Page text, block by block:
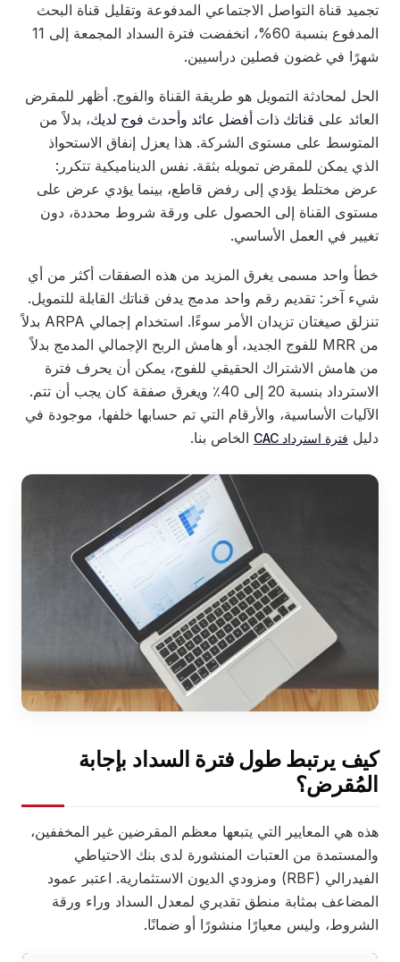
تجميد قناة التواصل الاجتماعي المدفوعة وتقليل قناة البحث
المدفوع بنسبة 60%، انخفضت فترة السداد المجمعة إلى 11
شهرًا في غضون فصلين دراسيين.
الحل لمحادثة التمويل هو طريقة القناة والفوج. أظهر للمقرض
العائد على قناتك ذات أفضل عائد وأحدث فوج لديك، بدلاً من
المتوسط ​​على مستوى الشركة. هذا يعزل إنفاق الاستحواذ
الذي يمكن للمقرض تمويله بثقة. نفس الديناميكية تتكرر:
عرض مختلط يؤدي إلى رفض قاطع، بينما يؤدي عرض على
مستوى القناة إلى الحصول على ورقة شروط محددة، دون
تغيير في العمل الأساسي.
خطأ واحد مسمى يغرق المزيد من هذه الصفقات أكثر من أي
شيء آخر: تقديم رقم واحد مدمج يدفن قناتك القابلة للتمويل.
تنزلق صيغتان تزيدان الأمر سوءًا. استخدام إجمالي ARPA بدلاً
من MRR للفوج الجديد، أو هامش الربح الإجمالي المدمج بدلاً
من هامش الاشتراك الحقيقي للفوج، يمكن أن يحرف فترة
الاسترداد بنسبة 20 إلى 40٪ ويغرق صفقة كان يجب أن تتم.
الآليات الأساسية، والأرقام التي تم حسابها خلفها، موجودة في
دليل فترة استرداد CAC الخاص بنا.
كيف يرتبط طول فترة السداد بإجابة
المُقرض؟
هذه هي المعايير التي يتبعها معظم المقرضين غير المخففين،
والمستمدة من العتبات المنشورة لدى بنك الاحتياطي
الفيدرالي (RBF) ومزودي الديون الاستثمارية. اعتبر عمود
المضاعف بمثابة منطق تقديري لمعدل السداد وراء ورقة
الشروط، وليس معيارًا منشورًا أو ضمانًا.